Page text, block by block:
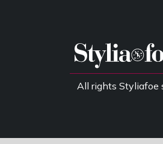
All rights Styliafoe